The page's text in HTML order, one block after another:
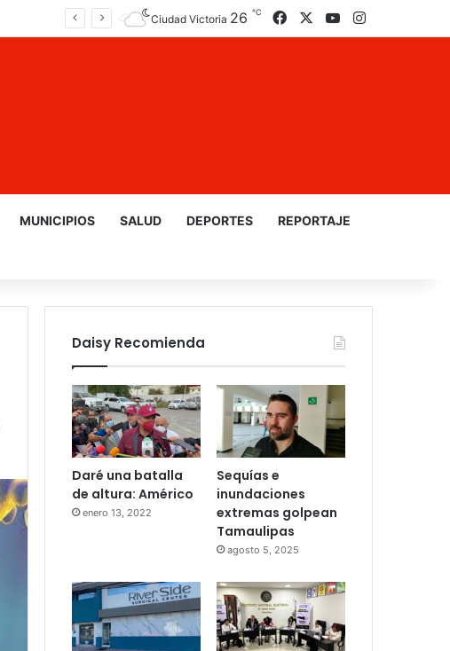
Ciudad Victoria 26 ℃ Facebook YouTube
MUNICIPIOS SALUD DEPORTES REPORTAJE
Daisy Recomienda
Daré una batalla
de altura: Américo
enero 13, 2022
Sequías e
inundaciones
extremas golpean
Tamaulipas
agosto 5, 2025